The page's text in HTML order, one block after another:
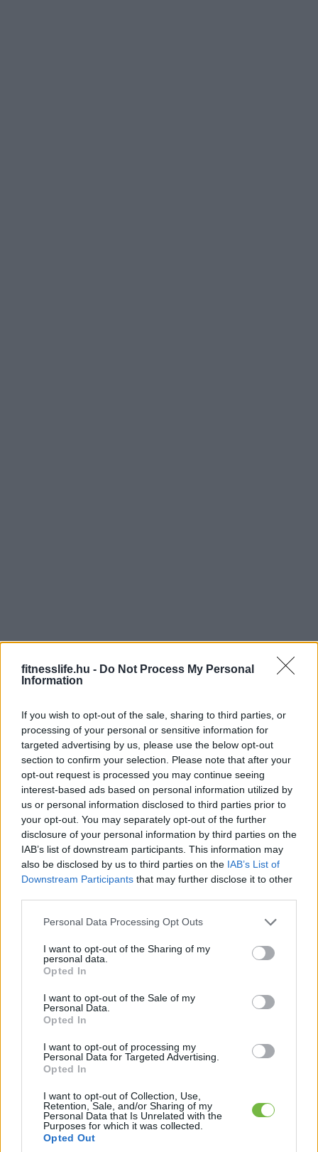
fitnesslife.hu - Do Not Process My Personal
Information
If you wish to opt-out of the sale, sharing to third parties, or
processing of your personal or sensitive information for
targeted advertising by us, please use the below opt-out
section to confirm your selection. Please note that after your
opt-out request is processed you may continue seeing
interest-based ads based on personal information utilized by
us or personal information disclosed to third parties prior to
your opt-out. You may separately opt-out of the further
disclosure of your personal information by third parties on the
IAB’s list of downstream participants. This information may
also be disclosed by us to third parties on the IAB’s List of
Downstream Participants that may further disclose it to other
Please note that this website/app uses one or more Google
not limited to your visit or usage behaviour. You may click to
grant or deny consent to Google and its third-party tags to
use your data for below specified purposes in below Google
consent section.
Personal Data Processing Opt Outs
I want to opt-out of the Sharing of my
personal data.
Opted In
I want to opt-out of the Sale of my
Personal Data.
Opted In
I want to opt-out of processing my
Personal Data for Targeted Advertising.
Opted In
I want to opt-out of Collection, Use,
Retention, Sale, and/or Sharing of my
Personal Data that Is Unrelated with the
Purposes for which it was collected.
Opted Out
Megosztás
Diéta
Diétás Étel Házhozszállítás
Egészséges Táplálkozás
Ételrendelés
Házhozszállítás
Mérés Metodic
PREVIOUS
Csak egy székre van szükséged és az
otthoni edzésed szuper hatékony lesz!
(videó)
Ez befolyásolja, sikeres lesz-e a fogyás
EZ IS ÉRDEKELHET: